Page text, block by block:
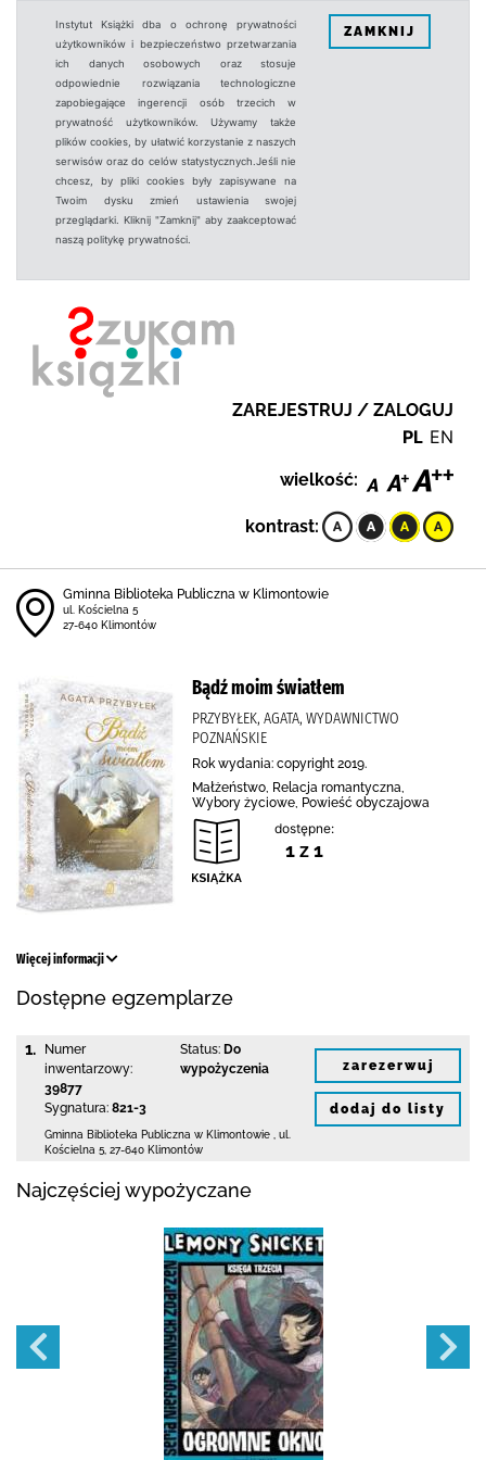
Instytut Książki dba o ochronę prywatności
użytkowników i bezpieczeństwo przetwarzania
ich danych osobowych oraz stosuje
odpowiednie rozwiązania technologiczne
zapobiegające ingerencji osób trzecich w
prywatność użytkowników. Używamy także
plików cookies, by ułatwić korzystanie z naszych
serwisów oraz do celów statystycznych.Jeśli nie
chcesz, by pliki cookies były zapisywane na
Twoim dysku zmień ustawienia swojej
przeglądarki. Kliknij "Zamknij" aby zaakceptować
naszą politykę prywatności.
ZAMKNIJ
ZAREJESTRUJ / ZALOGUJ
PL EN
wielkość:
kontrast:
Gminna Biblioteka Publiczna w Klimontowie
ul. Kościelna 5
27-640 Klimontów
Bądź moim światłem
PRZYBYŁEK, AGATA, WYDAWNICTWO
POZNAŃSKIE
Rok wydania: copyright 2019.
Małżeństwo, Relacja romantyczna,
Wybory życiowe, Powieść obyczajowa
dostępne:
1 z 1
Więcej informacji
Dostępne egzemplarze
1.
Numer
inwentarzowy:
39877
Sygnatura: 821-3
Status: Do
wypożyczenia
Gminna Biblioteka Publiczna w Klimontowie
ul.
Kościelna 5 27-640 Klimontów
zarezerwuj
dodaj do listy
Najczęściej wypożyczane